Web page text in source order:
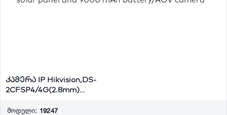
კამერა IP Hikvision,DS-
2CFSP4/4G(2.8mm)
მოდელი: 19247